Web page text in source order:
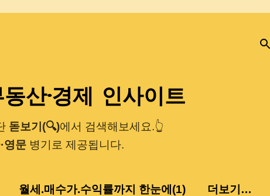
로 건너뛰기
산·경제 인사이트
돋보기(🔍)에서 검색해보세요.👆
영문 병기로 제공됩니다.
월세.매수가.수익률까지 한눈에(1) 더보기…